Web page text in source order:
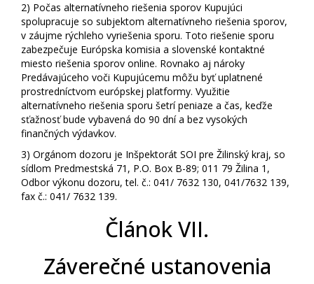
2) Počas alternatívneho riešenia sporov Kupujúci
spolupracuje so subjektom alternatívneho riešenia sporov,
v záujme rýchleho vyriešenia sporu. Toto riešenie sporu
zabezpečuje Európska komisia a slovenské kontaktné
miesto riešenia sporov online. Rovnako aj nároky
Predávajúceho voči Kupujúcemu môžu byť uplatnené
prostredníctvom európskej platformy. Využitie
alternatívneho riešenia sporu šetrí peniaze a čas, keďže
sťažnosť bude vybavená do 90 dní a bez vysokých
finančných výdavkov.
3) Orgánom dozoru je Inšpektorát SOI pre Žilinský kraj, so
sídlom Predmestská 71, P.O. Box B-89; 011 79 Žilina 1,
Odbor výkonu dozoru, tel. č.: 041/ 7632 130, 041/7632 139,
fax č.: 041/ 7632 139.
Článok VII.
Záverečné ustanovenia